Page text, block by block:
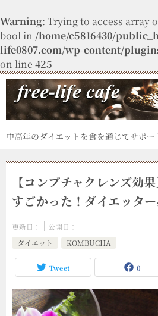
Warning: Trying to access array
bool in /home/c5816430/
life0807.com/wp-content/
on line 425
中高年のダイエットを食を通じてサポー
【コンブチャクレンズ効
すごかった！ダイエッター
更新日：
公開日：
ダイエット
KOMBUCHA
Tweet 0